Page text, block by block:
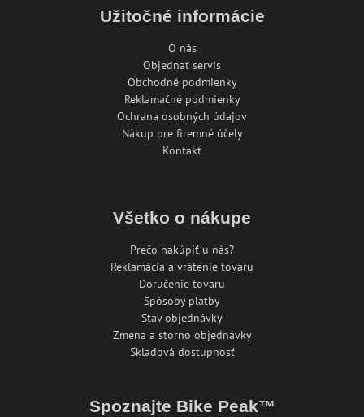
Užitočné informácie
O nás
Objednať servis
Obchodné podmienky
Reklamačné podmienky
Ochrana osobných údajov
Nákup pre firemné účely
Kontakt
Všetko o nákupe
Prečo nakúpiť u nás?
Reklamácia a vrátenie tovaru
Doručenie tovaru
Spôsoby platby
Stav objednávky
Zmena a storno objednávky
Skladová dostupnosť
Spoznajte Bike Peak™